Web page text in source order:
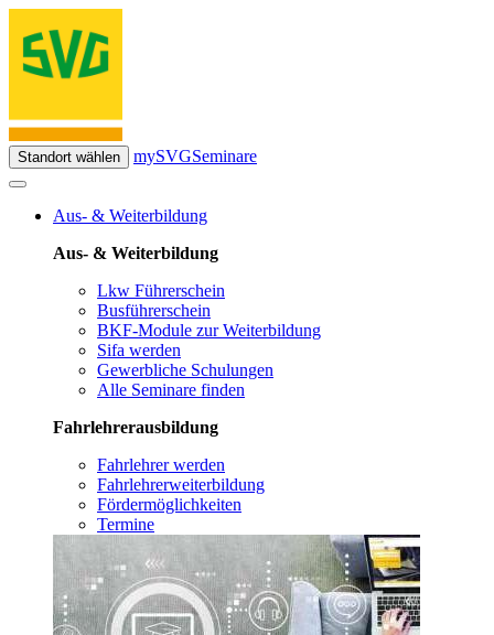
Standort wählen mySVGSeminare
Aus- & Weiterbildung
Aus- & Weiterbildung
Lkw Führerschein
Busführerschein
BKF-Module zur Weiterbildung
Sifa werden
Gewerbliche Schulungen
Alle Seminare finden
Fahrlehrerausbildung
Fahrlehrer werden
Fahrlehrerweiterbildung
Fördermöglichkeiten
Termine